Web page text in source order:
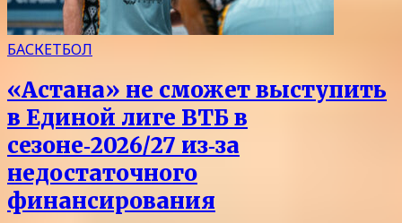
БАСКЕТБОЛ
«Астана» не сможет выступить
в Единой лиге ВТБ в
сезоне‑2026/27 из‑за
недостаточного
финансирования